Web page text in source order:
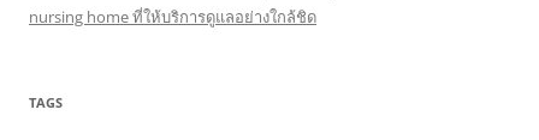
nursing home ที่ให้บริการดูแลอย่างใกล้ชิด
TAGS